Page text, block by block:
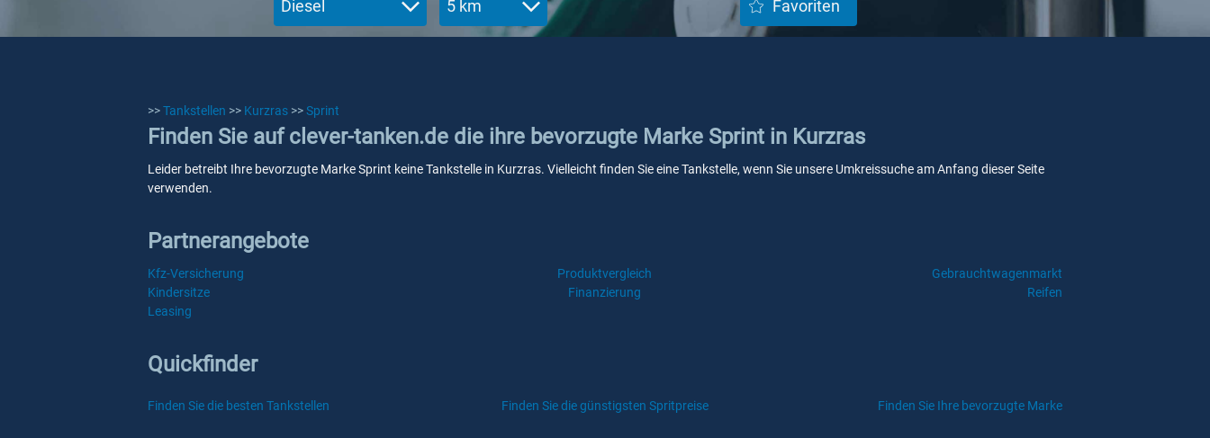
Diesel 5 km Favoriten
>>Tankstellen >> Kurzras >>Sprint
Finden Sie auf clever-tanken.de die ihre bevorzugte Marke Sprint in Kurzras
Leider betreibt Ihre bevorzugte Marke Sprint keine Tankstelle in Kurzras. Vielleicht finden Sie eine Tankstelle, wenn Sie unsere Umkreissuche am Anfang dieser Seite
verwenden.
Partnerangebote
Kfz-Versicherung Produktvergleich
Gebrauchtwagenmarkt
Kindersitze
Finanzierung
Reifen
Leasing
Quickfinder
Finden Sie die besten Tankstellen Finden Sie die günstigsten Spritpreise Finden Sie Ihre bevorzugte Marke